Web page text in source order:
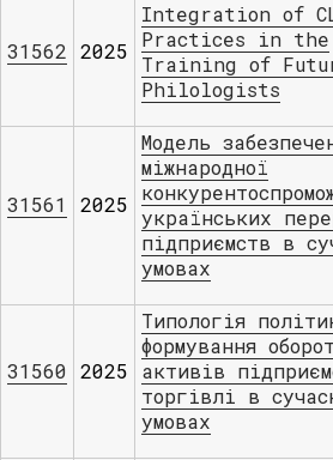
31562 2025
Integration of
Practices in the
Training of
Philologists
31561 2025
Модель
міжнародної
українських
підприємств в
умовах
31560 2025
Типологія
формування
активів
торгівлі в
умовах